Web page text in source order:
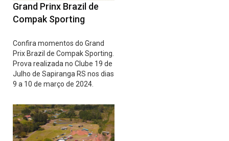
Grand Prinx Brazil de
Compak Sporting
Confira momentos do Grand
Prix Brazil de Compak Sporting.
Prova realizada no Clube 19 de
Julho de Sapiranga RS nos dias
9 a 10 de março de 2024.